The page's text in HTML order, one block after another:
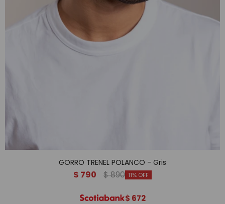
GORRO TRENEL POLANCO - Gris
$ 790 $890 11
$ 672